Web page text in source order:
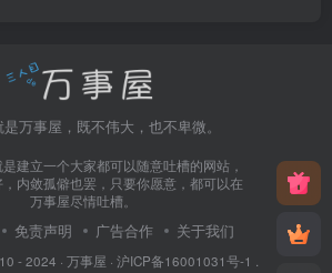
万事屋，既不伟大，也不卑微。
建立一个大家都可以随意吐槽的网站，
内敛孤僻也罢，只要你愿意，都可以在
万事屋尽情吐槽。
免责声明 广告合作 关于我们
- 2024 · 万事屋 · 沪ICP备16001031号-1